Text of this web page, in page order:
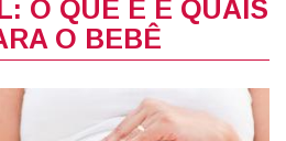
O QUE É E QUAIS
O BEBÊ